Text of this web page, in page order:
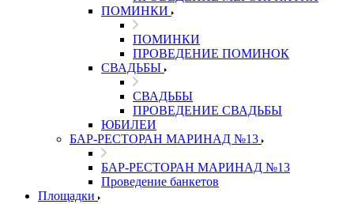
ПОМИНКИ
ПОМИНКИ
ПРОВЕДЕНИЕ ПОМИНОК
СВАДЬБЫ
СВАДЬБЫ
ПРОВЕДЕНИЕ СВАДЬБЫ
ЮБИЛЕИ
БАР-РЕСТОРАН МАРИНАД №13
БАР-РЕСТОРАН МАРИНАД №13
Проведение банкетов
Площадки